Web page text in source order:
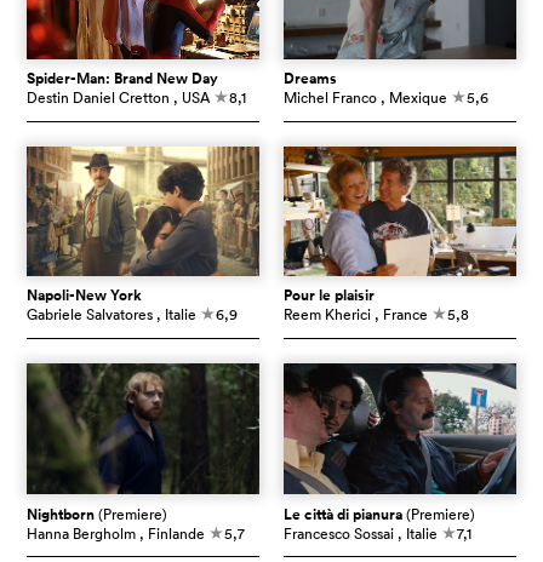
Spider-Man: Brand New Day
Destin Daniel Cretton , USA c8,1
Dreams
Michel Franco , Mexique c5,6
Napoli-New York
Gabriele Salvatores , Italie c6,9
Pour le plaisir
Reem Kherici , France c5,8
Nightborn(Premiere)
Hanna Bergholm , Finlande c5,7
Le città di pianura(Premiere)
Francesco Sossai , Italie c7,1